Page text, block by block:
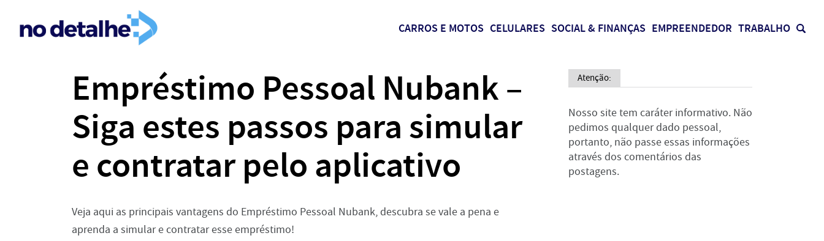
CARROS E MOTOS CELULARES SOCIAL & FINANÇAS EMPREENDEDOR TRABALHO
Empréstimo Pessoal Nubank –
Siga estes passos para simular
e contratar pelo aplicativo
Veja aqui as principais vantagens do Empréstimo Pessoal Nubank, descubra se vale a pena e
aprenda a simular e contratar esse empréstimo!
Atenção:
Nosso site tem caráter informativo. Não
pedimos qualquer dado pessoal,
portanto, não passe essas informações
através dos comentários das
postagens.